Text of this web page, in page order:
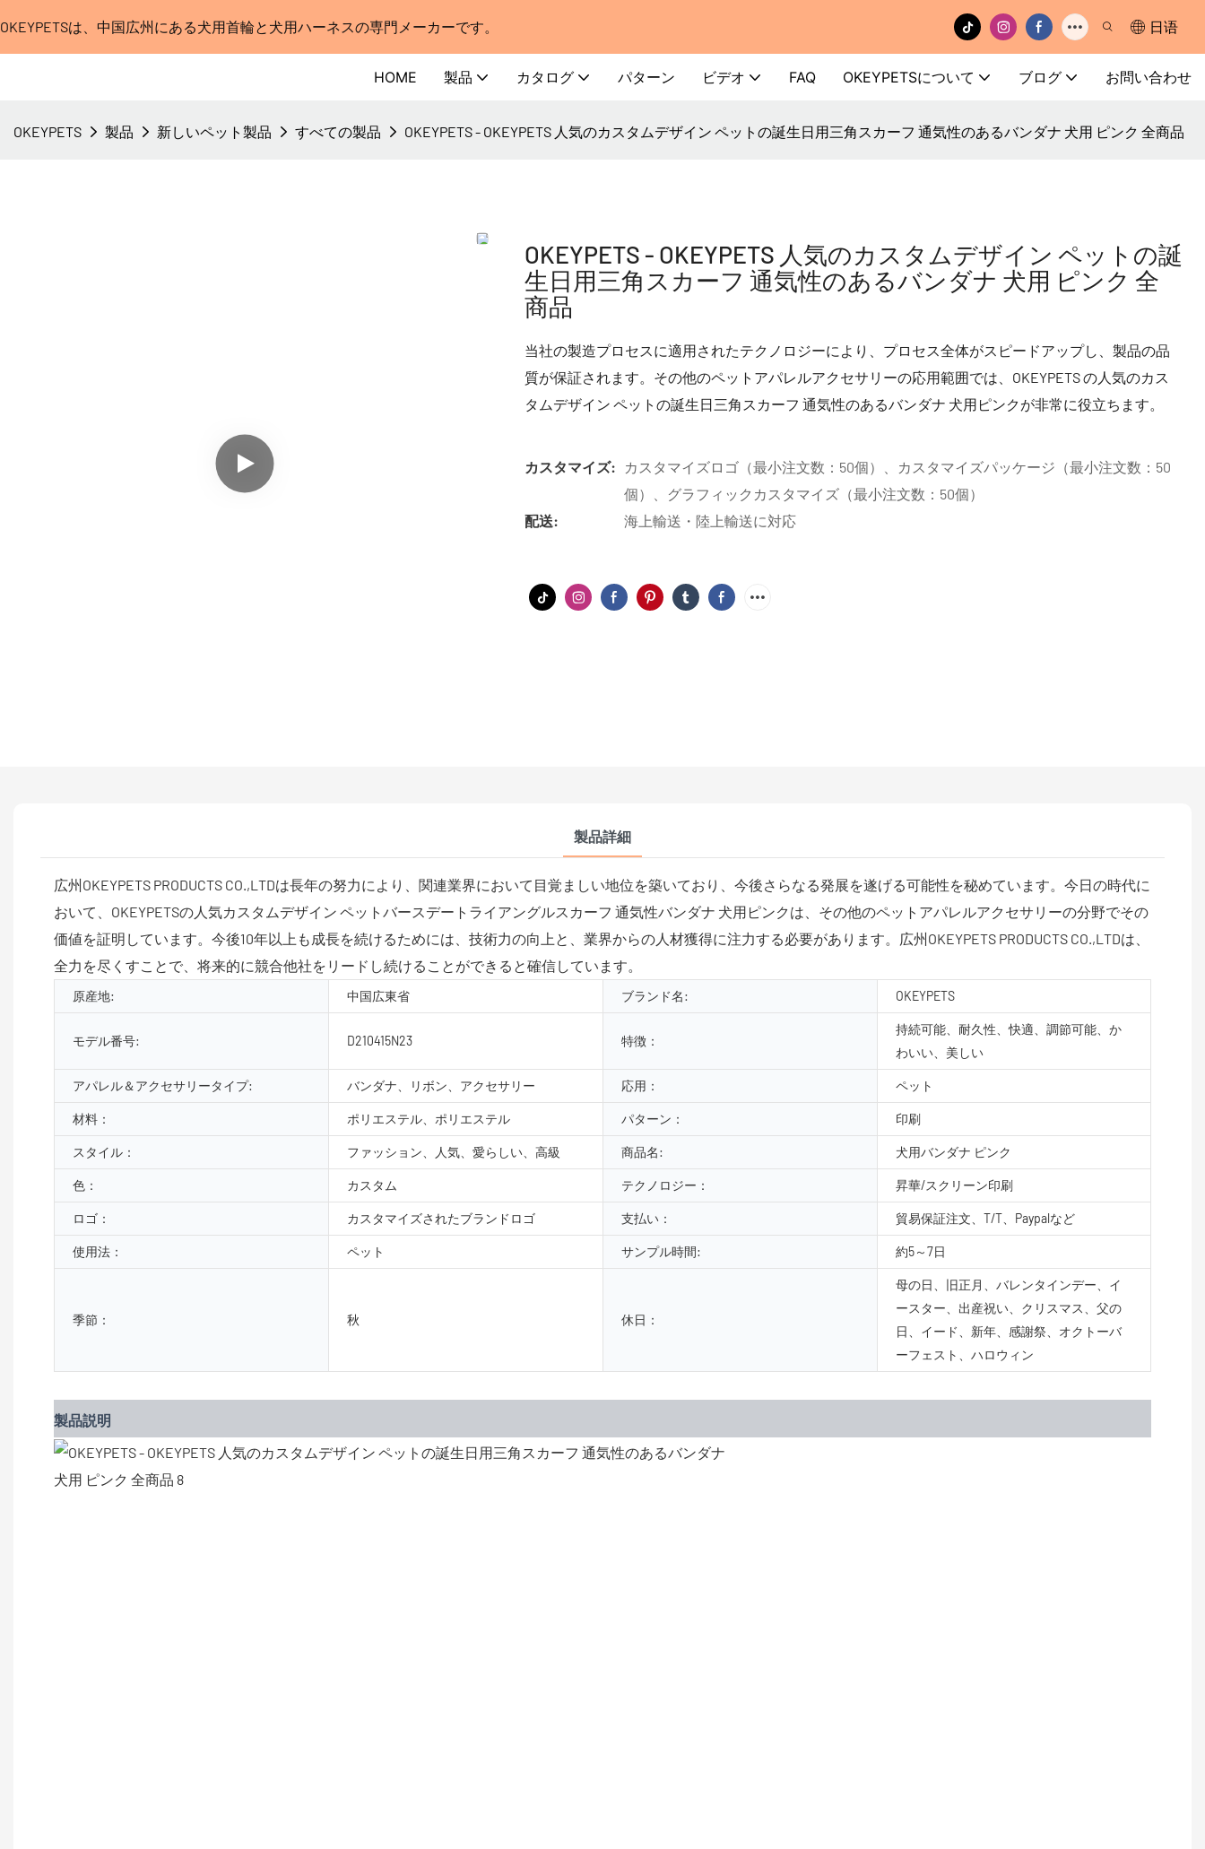
OKEYPETSは、中国広州にある犬用首輪と犬用ハーネスの専門メーカーです。 日语
HOME 製品 カタログ パターン ビデオ FAQ OKEYPETSについて ブログ お問い合わせ
OKEYPETS 製品 新しいペット製品 すべての製品 OKEYPETS - OKEYPETS 人気のカスタムデザイン ペットの誕生日用三角スカーフ 通気性のあるバンダナ 犬用 ピンク 全商品
OKEYPETS - OKEYPETS 人気のカスタムデザイン ペットの誕
生日用三角スカーフ 通気性のあるバンダナ 犬用 ピンク 全
商品
当社の製造プロセスに適用されたテクノロジーにより、プロセス全体がスピードアップし、製品の品
質が保証されます。その他のペットアパレルアクセサリーの応用範囲では、OKEYPETS の人気のカス
タムデザイン ペットの誕生日三角スカーフ 通気性のあるバンダナ 犬用ピンクが非常に役立ちます。
カスタマイズ:
カスタマイズロゴ（最小注文数：50個）、カスタマイズパッケージ（最小注文数：50
個）、グラフィックカスタマイズ（最小注文数：50個）
配送:
海上輸送・陸上輸送に対応
製品詳細
広州OKEYPETS PRODUCTS CO.,LTDは長年の努力により、関連業界において目覚ましい地位を築いており、今後さらなる発展を遂げる可能性を秘めています。今日の時代に
おいて、OKEYPETSの人気カスタムデザイン ペットバースデートライアングルスカーフ 通気性バンダナ 犬用ピンクは、その他のペットアパレルアクセサリーの分野でその
価値を証明しています。今後10年以上も成長を続けるためには、技術力の向上と、業界からの人材獲得に注力する必要があります。広州OKEYPETS PRODUCTS CO.,LTDは、
全力を尽くすことで、将来的に競合他社をリードし続けることができると確信しています。
原産地: 中国広東省 ブランド名: OKEYPETS
モデル番号: D210415N23 特徴：
持続可能、耐久性、快適、調節可能、か
わいい、美しい
アパレル＆アクセサリータイプ: バンダナ、リボン、アクセサリー 応用： ペット
材料： ポリエステル、ポリエステル パターン： 印刷
スタイル： ファッション、人気、愛らしい、高級 商品名: 犬用バンダナ ピンク
色： カスタム テクノロジー： 昇華/スクリーン印刷
ロゴ： カスタマイズされたブランドロゴ 支払い： 貿易保証注文、T/T、Paypalなど
使用法： ペット サンプル時間: 約5～7日
季節： 秋 休日：
母の日、旧正月、バレンタインデー、イ
ースター、出産祝い、クリスマス、父の
日、イード、新年、感謝祭、オクトーバ
ーフェスト、ハロウィン
製品説明